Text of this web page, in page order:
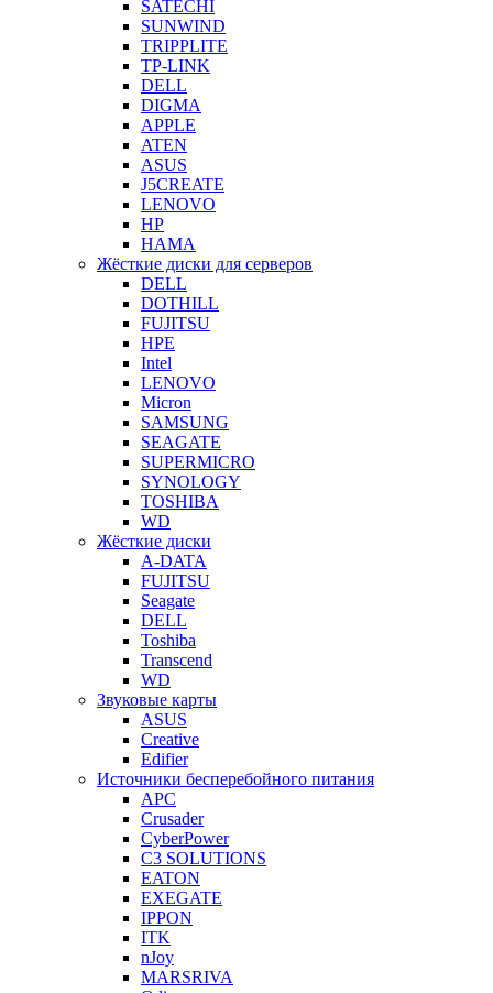
SATECHI
SUNWIND
TRIPPLITE
TP-LINK
DELL
DIGMA
APPLE
ATEN
ASUS
J5CREATE
LENOVO
HP
HAMA
Жёсткие диски для серверов
DELL
DOTHILL
FUJITSU
HPE
Intel
LENOVO
Micron
SAMSUNG
SEAGATE
SUPERMICRO
SYNOLOGY
TOSHIBA
WD
Жёсткие диски
A-DATA
FUJITSU
Seagate
DELL
Toshiba
Transcend
WD
Звуковые карты
ASUS
Creative
Edifier
Источники бесперебойного питания
APC
Crusader
CyberPower
C3 SOLUTIONS
EATON
EXEGATE
IPPON
ITK
nJoy
MARSRIVA